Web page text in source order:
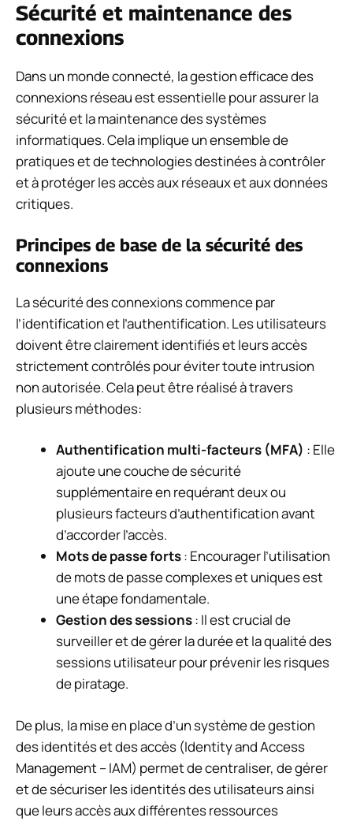
Sécurité et maintenance des
connexions
Dans un monde connecté, la gestion efficace des
connexions réseau est essentielle pour assurer la
sécurité et la maintenance des systèmes
informatiques. Cela implique un ensemble de
pratiques et de technologies destinées à contrôler
et à protéger les accès aux réseaux et aux données
critiques.
Principes de base de la sécurité des
connexions
La sécurité des connexions commence par
l’identification et l’authentification. Les utilisateurs
doivent être clairement identifiés et leurs accès
strictement contrôlés pour éviter toute intrusion
non autorisée. Cela peut être réalisé à travers
plusieurs méthodes:
Authentification multi-facteurs (MFA) : Elle
ajoute une couche de sécurité
supplémentaire en requérant deux ou
plusieurs facteurs d’authentification avant
d’accorder l’accès.
Mots de passe forts: Encourager l’utilisation
de mots de passe complexes et uniques est
une étape fondamentale.
Gestion des sessions: Il est crucial de
surveiller et de gérer la durée et la qualité des
sessions utilisateur pour prévenir les risques
de piratage.
De plus, la mise en place d’un système de gestion
des identités et des accès (Identity and Access
Management – IAM) permet de centraliser, de gérer
et de sécuriser les identités des utilisateurs ainsi
que leurs accès aux différentes ressources